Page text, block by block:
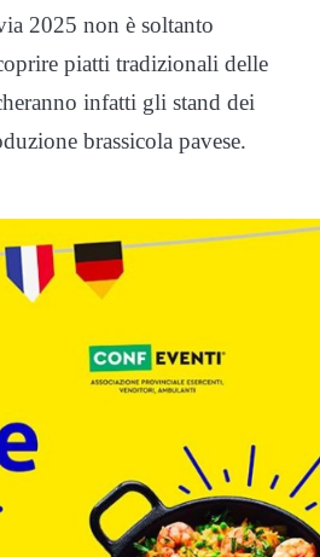
2025 non è soltanto
piatti tradizionali delle
infatti gli stand dei
brassicola pavese.